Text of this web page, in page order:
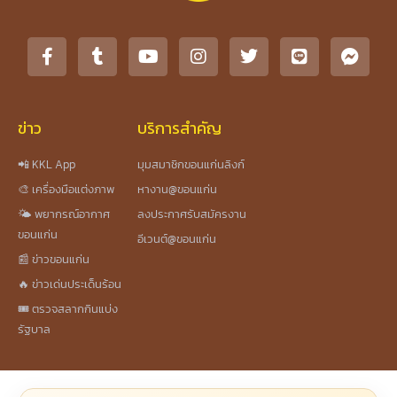
ข่าว
📲 KKL App
🎨 เครื่องมือแต่งภาพ
🌤️ พยากรณ์อากาศ
ขอนแก่น
📰 ข่าวขอนแก่น
🔥 ข่าวเด่นประเด็นร้อน
🎟️ ตรวจสลากกินแบ่ง
รัฐบาล
บริการสำคัญ
มุมสมาชิกขอนแก่นลิงก์
หางาน@ขอนแก่น
ลงประกาศรับสมัครงาน
อีเวนต์@ขอนแก่น